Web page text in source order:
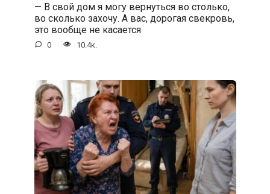
— В свой дом я могу вернуться во столько,
во сколько захочу. А вас, дорогая свекровь,
это вообще не касается
0 10.4к.